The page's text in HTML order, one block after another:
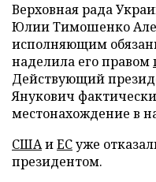
Верховная рада
Юлии Тимошенко
исполняющим
наделила его правом
Действующий
Янукович
местонахождение в
СШАиЕСуже
президентом.